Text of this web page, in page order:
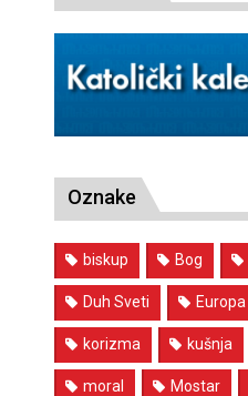
Oznake
biskup Bog
Duh Sveti Europa
korizma kušnja
moral Mostar